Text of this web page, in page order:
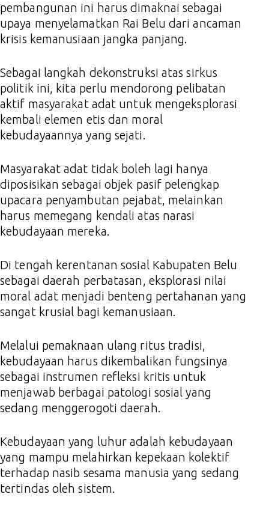
pembangunan ini harus dimaknai sebagai
upaya menyelamatkan Rai Belu dari ancaman
krisis kemanusiaan jangka panjang.
Sebagai langkah dekonstruksi atas sirkus
politik ini, kita perlu mendorong pelibatan
aktif masyarakat adat untuk mengeksplorasi
kembali elemen etis dan moral
kebudayaannya yang sejati.
Masyarakat adat tidak boleh lagi hanya
diposisikan sebagai objek pasif pelengkap
upacara penyambutan pejabat, melainkan
harus memegang kendali atas narasi
kebudayaan mereka.
Di tengah kerentanan sosial Kabupaten Belu
sebagai daerah perbatasan, eksplorasi nilai
moral adat menjadi benteng pertahanan yang
sangat krusial bagi kemanusiaan.
Melalui pemaknaan ulang ritus tradisi,
kebudayaan harus dikembalikan fungsinya
sebagai instrumen refleksi kritis untuk
menjawab berbagai patologi sosial yang
sedang menggerogoti daerah.
Kebudayaan yang luhur adalah kebudayaan
yang mampu melahirkan kepekaan kolektif
terhadap nasib sesama manusia yang sedang
tertindas oleh sistem.